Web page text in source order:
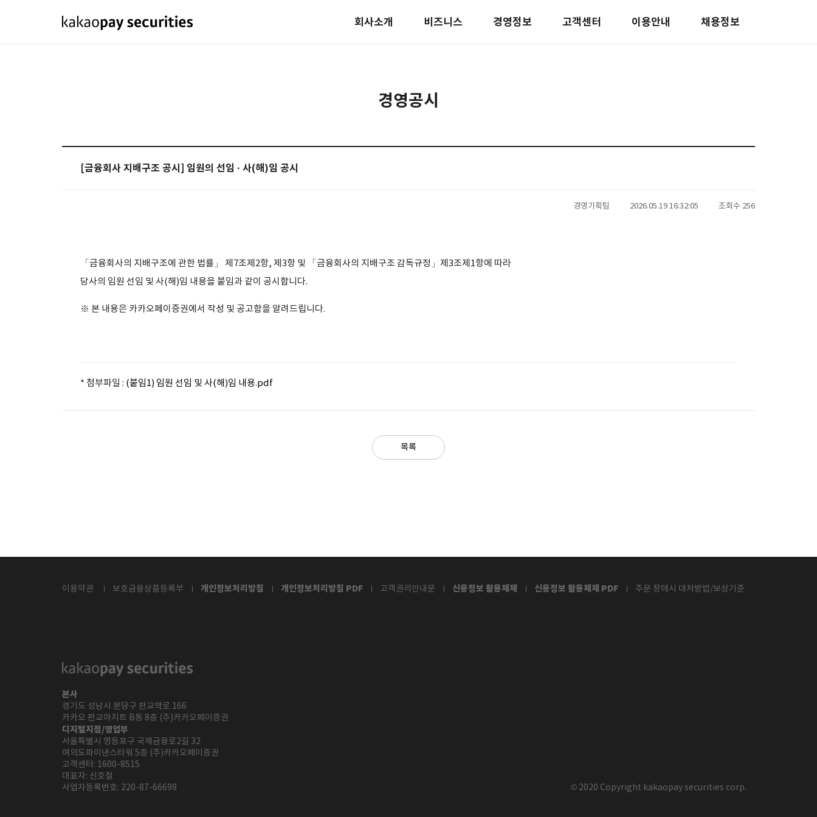
회사소개 비즈니스 경영정보 고객센터 이용안내 채용정보
경영공시
[금융회사 지배구조 공시] 임원의 선임 · 사(해)임 공시
경영기획팀 2026.05.19 16:32:05 조회수 256
「금융회사의 지배구조에 관한 법률」 제7조제2항, 제3항 및 「금융회사의 지배구조 감독규정」제3조제1항에 따라
당사의 임원 선임 및 사(해)임 내용을 붙임과 같이 공시합니다.
※ 본 내용은 카카오페이증권에서 작성 및 공고함을 알려드립니다.
* 첨부파일 : (붙임1) 임원 선임 및 사(해)임 내용.pdf
목록
이용약관 보호금융상품등록부 개인정보처리방침 개인정보처리방침 PDF 고객권리안내문 신용정보 활용체제 신용정보 활용체제 PDF 주문 장애시 대처방법/보상기준
본사
경기도 성남시 분당구 판교역로 166
카카오 판교아지트 B동 8층 (주)카카오페이증권
디지털지점/영업부
서울특별시 영등포구 국제금융로2길 32
여의도파이낸스타워 5층 (주)카카오페이증권
고객센터: 1600-8515
대표자: 신호철
사업자등록번호: 220-87-66698
© 2020 Copyright kakaopay securities corp.